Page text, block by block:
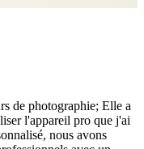
de photographie; Elle a
l'appareil pro que j'ai
nous avons